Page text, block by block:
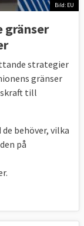
Bild: EU
gränser
strategier
gränser
till
behöver, vilka
på